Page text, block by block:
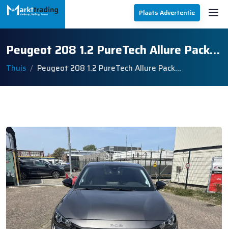
Plaats Advertentie
Peugeot 208 1.2 PureTech Allure Pack…
Thuis Peugeot 208 1.2 PureTech Allure Pack…